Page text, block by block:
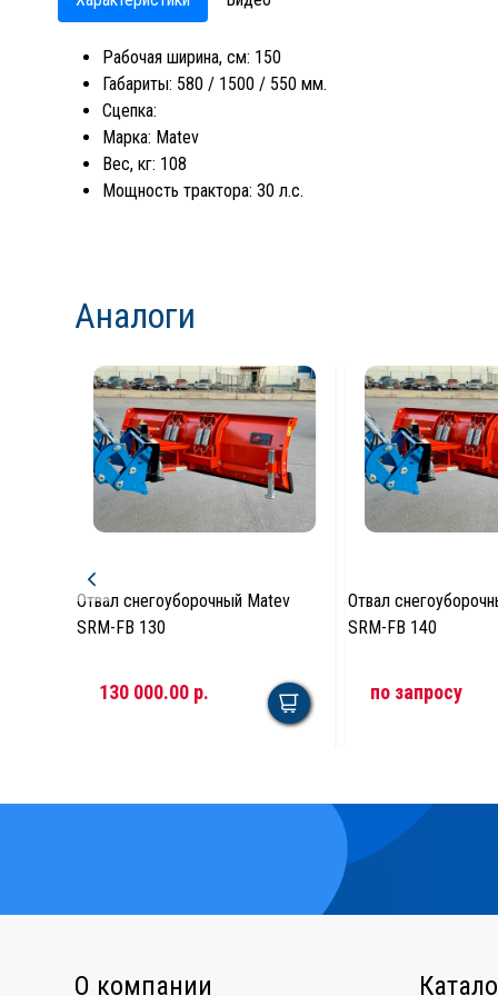
Рабочая ширина, см: 150
Габариты: 580 / 1500 / 550 мм.
Сцепка:
Марка: Matev
Вес, кг: 108
Мощность трактора: 30 л.с.
Аналоги
Отвал снегоуборочный Matev
SRM-FB 130
130 000.00 р.
Отвал
SRM-FB 140
по запросу
О компании